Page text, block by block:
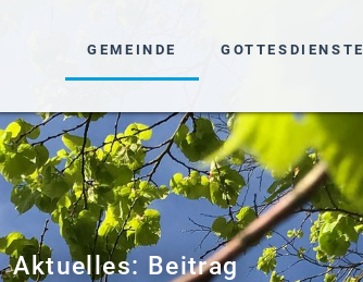
GEMEINDE GOTTESDIENSTE
Aktuelles: Beitrag